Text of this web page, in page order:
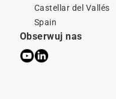
Castellar del Vallés
Spain
Obserwuj nas